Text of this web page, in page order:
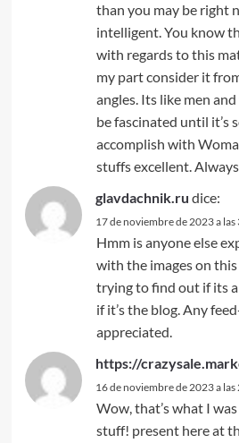
than you may be right
intelligent. You know
with regards to this
my part consider it
angles. Its like men
be fascinated until it’s
accomplish with
stuffs excellent.
glavdachnik.ru dice:
17 de noviembre de 2023 a las
Hmm is anyone else
with the images on this
trying to find out if its
if it’s the blog. Any
appreciated.
https://
16 de noviembre de 2023 a las
Wow, that’s what I
stuff! present here at